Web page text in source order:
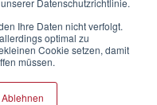
Datenschutzrichtlinie.
Ihre Daten nicht verfolgt.
optimal zu
Cookie setzen, damit
müssen.
Ablehnen
|Impressum|